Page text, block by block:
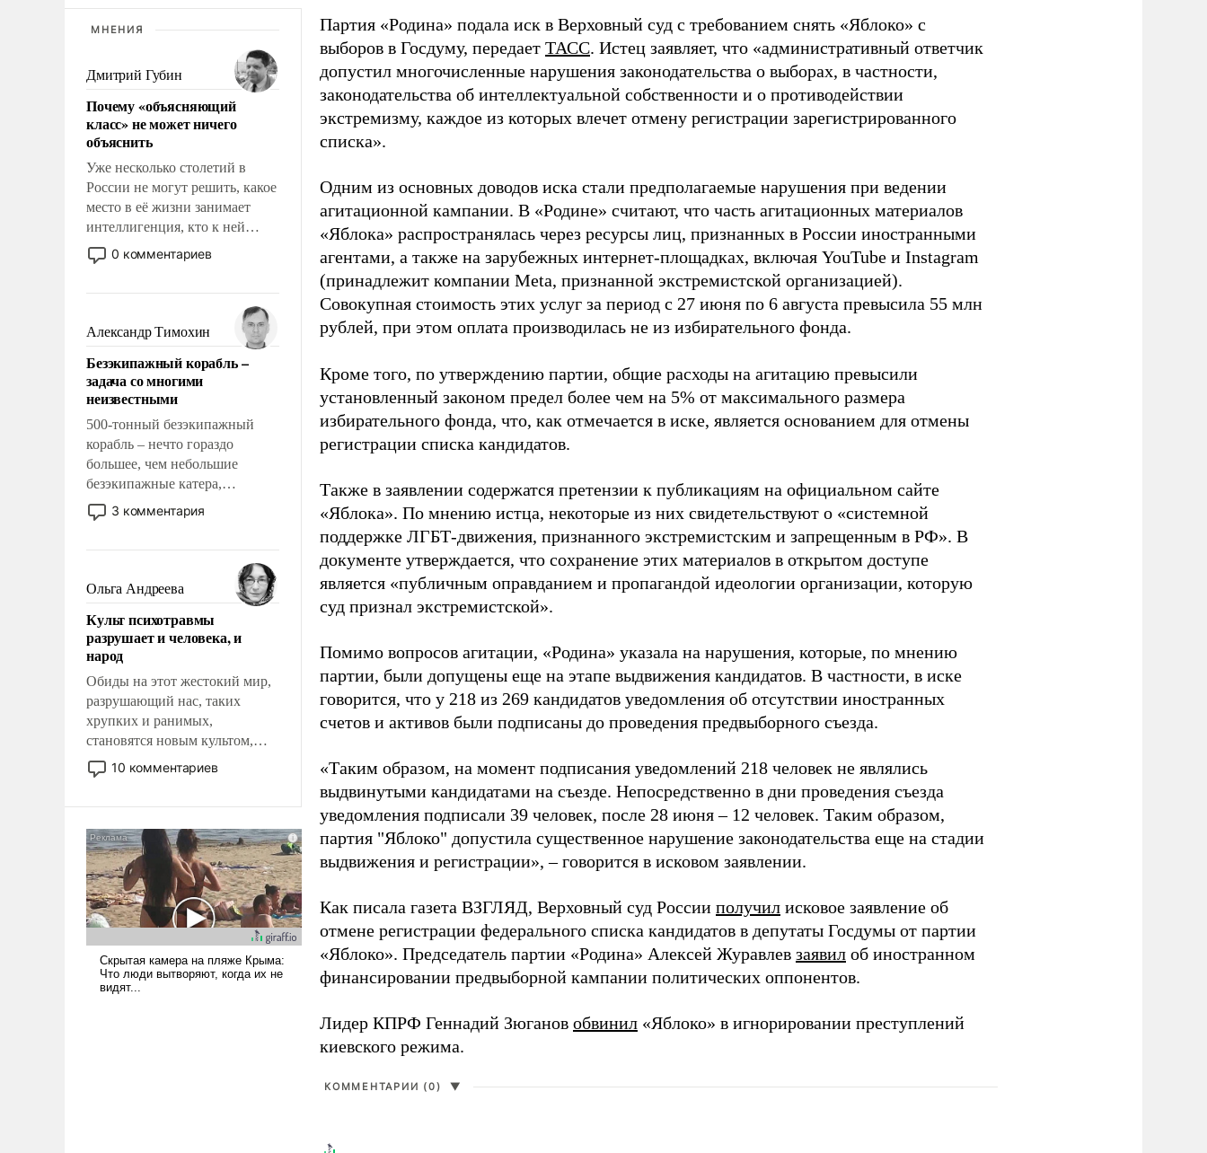
МНЕНИЯ
Дмитрий Губин
Почему «объясняющий
класс» не может ничего
объяснить
Уже несколько столетий в
России не могут решить, какое
место в её жизни занимает
интеллигенция, кто к ней
принадлежит, а кого из неё
исключили с правом
чем она отличается от просто
образованных людей. Иногда
казалось, что эти вопросы
решены раз и навсегда, но –
нет, не решены.
0 комментариев
Александр Тимохин
Безэкипажный корабль –
задача со многими
неизвестными
500-тонный безэкипажный
корабль – нечто гораздо
большее, чем небольшие
безэкипажные катера,
применение которых уже
стало обыденностью. Задача по
сложна и амбициозна. Однако
и ее реализация радикально
поднимет наши боевые
возможности.
3 комментария
Ольга Андреева
Культ психотравмы
разрушает и человека, и
народ
Обиды на этот жестокий мир,
разрушающий нас, таких
хрупких и ранимых,
становятся новым культом,
постепенно вытесняя и
отменяя традиционное
ударами судьбы, брать на себя
ответственность, помогать
слабым, идти вперед и
адаптироваться.
10 комментариев
Партия «Родина» подала иск в Верховный суд с требованием снять «Яблоко» с
выборов в Госдуму, передает ТАСС. Истец заявляет, что «административный ответчик
допустил многочисленные нарушения законодательства о выборах, в частности,
законодательства об интеллектуальной собственности и о противодействии
экстремизму, каждое из которых влечет отмену регистрации зарегистрированного
списка».
Одним из основных доводов иска стали предполагаемые нарушения при ведении
агитационной кампании. В «Родине» считают, что часть агитационных материалов
«Яблока» распространялась через ресурсы лиц, признанных в России иностранными
агентами, а также на зарубежных интернет-площадках, включая YouTube и Instagram
(принадлежит компании Meta, признанной экстремистской организацией).
Совокупная стоимость этих услуг за период с 27 июня по 6 августа превысила 55 млн
рублей, при этом оплата производилась не из избирательного фонда.
Кроме того, по утверждению партии, общие расходы на агитацию превысили
установленный законом предел более чем на 5% от максимального размера
избирательного фонда, что, как отмечается в иске, является основанием для отмены
регистрации списка кандидатов.
Также в заявлении содержатся претензии к публикациям на официальном сайте
«Яблока». По мнению истца, некоторые из них свидетельствуют о «системной
поддержке ЛГБТ-движения, признанного экстремистским и запрещенным в РФ». В
документе утверждается, что сохранение этих материалов в открытом доступе
является «публичным оправданием и пропагандой идеологии организации, которую
суд признал экстремистской».
Помимо вопросов агитации, «Родина» указала на нарушения, которые, по мнению
партии, были допущены еще на этапе выдвижения кандидатов. В частности, в иске
говорится, что у 218 из 269 кандидатов уведомления об отсутствии иностранных
счетов и активов были подписаны до проведения предвыборного съезда.
«Таким образом, на момент подписания уведомлений 218 человек не являлись
выдвинутыми кандидатами на съезде. Непосредственно в дни проведения съезда
уведомления подписали 39 человек, после 28 июня – 12 человек. Таким образом,
партия "Яблоко" допустила существенное нарушение законодательства еще на стадии
выдвижения и регистрации», – говорится в исковом заявлении.
Как писала газета ВЗГЛЯД, Верховный суд России получил исковое заявление об
отмене регистрации федерального списка кандидатов в депутаты Госдумы от партии
«Яблоко». Председатель партии «Родина» Алексей Журавлев заявил об иностранном
финансировании предвыборной кампании политических оппонентов.
Лидер КПРФ Геннадий Зюганов обвинил «Яблоко» в игнорировании преступлений
киевского режима.
КОММЕНТАРИИ (0) ▼